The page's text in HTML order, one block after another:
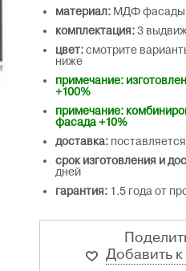
материал: МДФ фасады
комплектация:3
цвет:смотрите
ниже
примечание:
+100%
примечание:
фасада +10%
доставка:
срок изготовления и
дней
гарантия: 1.5 года от
Добавить